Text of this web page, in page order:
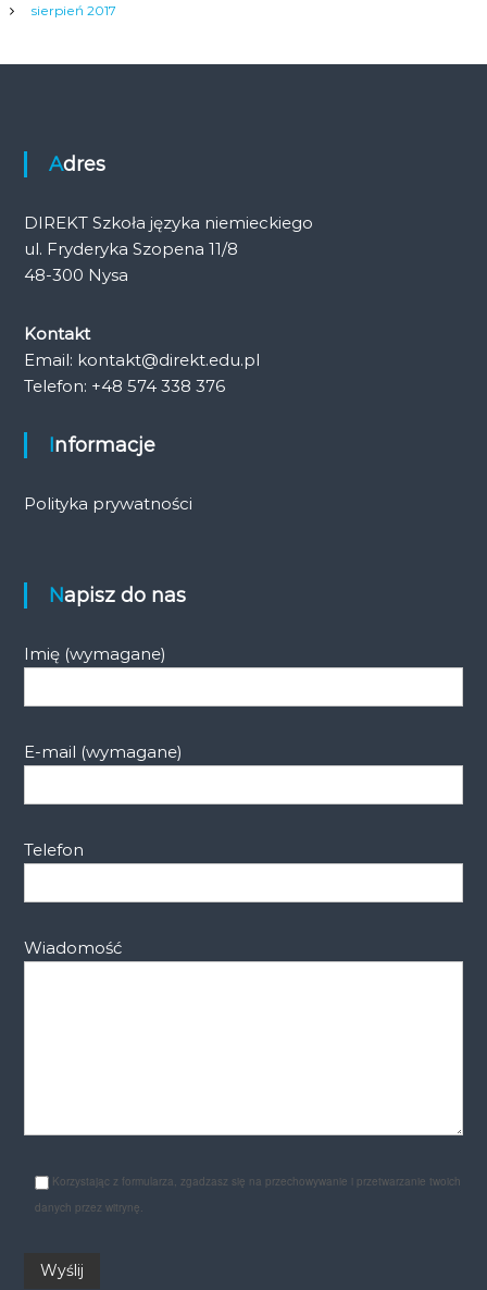
sierpień 2017
Adres
DIREKT Szkoła języka niemieckiego
ul. Fryderyka Szopena 11/8
48-300 Nysa
Kontakt
Email: kontakt@direkt.edu.pl
Telefon: +48 574 338 376
Informacje
Polityka prywatności
Napisz do nas
Imię (wymagane)
E-mail (wymagane)
Telefon
Wiadomość
Korzystając z formularza, zgadzasz się na przechowywanie i przetwarzanie twoich
danych przez witrynę.